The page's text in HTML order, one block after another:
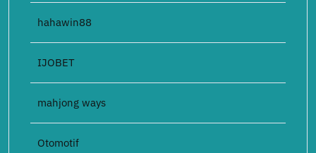
hahawin88
IJOBET
mahjong ways
Otomotif